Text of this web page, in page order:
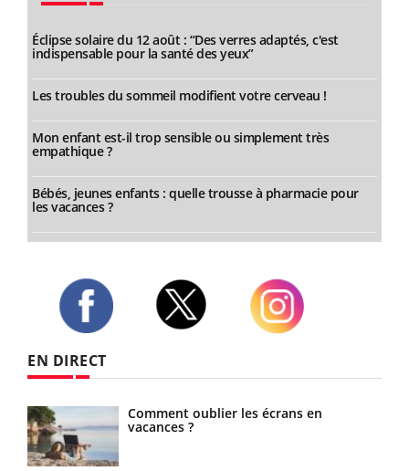
Éclipse solaire du 12 août : “Des verres adaptés, c'est
indispensable pour la santé des yeux”
Les troubles du sommeil modifient votre cerveau !
Mon enfant est-il trop sensible ou simplement très
empathique ?
Bébés, jeunes enfants : quelle trousse à pharmacie pour
les vacances ?
EN DIRECT
Comment oublier les écrans en
vacances ?